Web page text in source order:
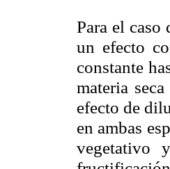
Para el caso
un efecto
constante
materia
efecto de
en ambas
vegetativo